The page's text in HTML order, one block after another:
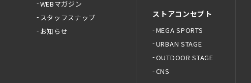
WEBマガジン
スタッフスナップ
お知らせ
ストアコンセプト
MEGA SPORTS
URBAN STAGE
OUTDOOR STAGE
CNS